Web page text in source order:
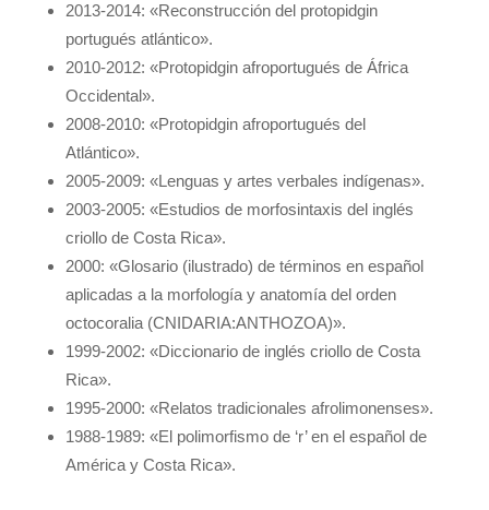
2013-2014: «Reconstrucción del protopidgin
portugués atlántico».
2010-2012: «Protopidgin afroportugués de África
Occidental».
2008-2010: «Protopidgin afroportugués del
Atlántico».
2005-2009: «Lenguas y artes verbales indígenas».
2003-2005: «Estudios de morfosintaxis del inglés
criollo de Costa Rica».
2000: «Glosario (ilustrado) de términos en español
aplicadas a la morfología y anatomía del orden
octocoralia (CNIDARIA:ANTHOZOA)».
1999-2002: «Diccionario de inglés criollo de Costa
Rica».
1995-2000: «Relatos tradicionales afrolimonenses».
1988-1989: «El polimorfismo de ‘r’ en el español de
América y Costa Rica».